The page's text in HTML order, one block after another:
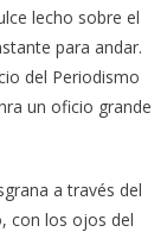
lecho sobre el
para andar.
del Periodismo
un oficio grande
a través del
con los ojos del